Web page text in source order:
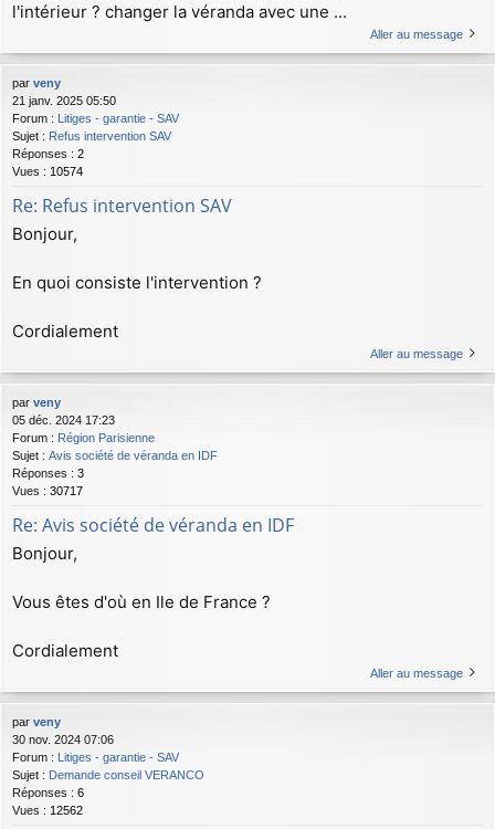
l'intérieur ? changer la véranda avec une ...
Aller au message
par veny
21 janv. 2025 05:50
Forum : Litiges - garantie - SAV
Sujet : Refus intervention SAV
Réponses : 2
Vues : 10574
Re: Refus intervention SAV
Bonjour,
En quoi consiste l'intervention ?
Cordialement
Aller au message
par veny
05 déc. 2024 17:23
Forum : Région Parisienne
Sujet : Avis société de véranda en IDF
Réponses : 3
Vues : 30717
Re: Avis société de véranda en IDF
Bonjour,
Vous êtes d'où en Ile de France ?
Cordialement
Aller au message
par veny
30 nov. 2024 07:06
Forum : Litiges - garantie - SAV
Sujet : Demande conseil VERANCO
Réponses : 6
Vues : 12562